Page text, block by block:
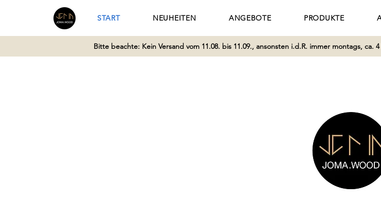
START NEUHEITEN ANGEBOTE PRODUKTE
Bitte beachte: Kein Versand vom 11.08. bis 11.09., ansonsten i.d.R. immer montags, ca.